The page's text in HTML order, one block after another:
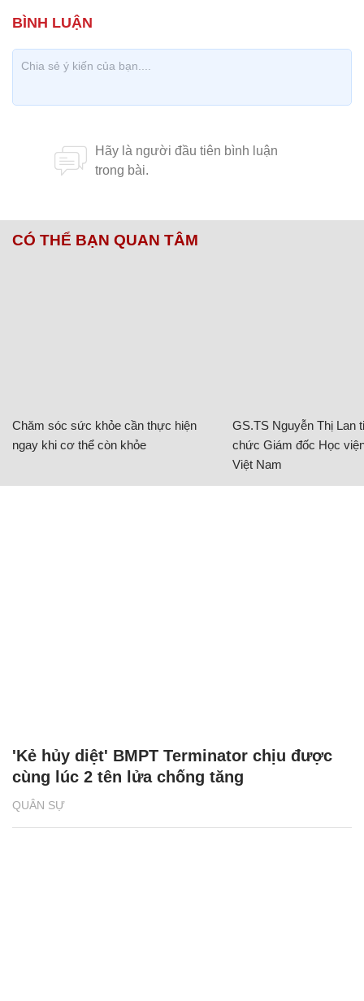
CÓ THỂ BẠN QUAN TÂM
Chăm sóc sức khỏe cần thực hiện
ngay khi cơ thể còn khỏe
GS.TS Nguyễn Thị Lan
chức Giám đốc Học
Việt Nam
QUÂN SỰ
'Kẻ hủy diệt' BMPT Terminator chịu được
cùng lúc 2 tên lửa chống tăng